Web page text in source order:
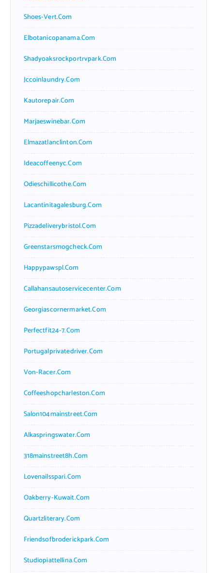
Shoes-Vert.com
Elbotanicopanama.com
Shadyoaksrockportrvpark.com
Jccoinlaundry.com
Kautorepair.com
Marjaeswinebar.com
Elmazatlanclinton.com
Ideacoffeenyc.com
Odieschillicothe.com
Lacantinitagalesburg.com
Pizzadeliverybristol.com
Greenstarsmogcheck.com
Happypawspl.com
Callahansautoservicecenter.com
Georgiascornermarket.com
Perfectfit24-7.com
Portugalprivatedriver.com
Von-Racer.com
Coffeeshopcharleston.com
Salon104mainstreet.com
Alkaspringswater.com
318mainstreet8h.com
Lovenailsspari.com
Oakberry-Kuwait.com
Quartzliterary.com
Friendsofbroderickpark.com
Studiopiattellina.com